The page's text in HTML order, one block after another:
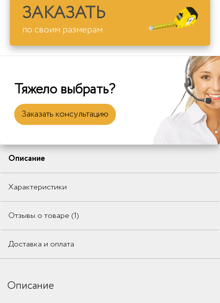
ЗАКАЗАТЬ
по своим размерам
Тяжело выбрать?
Заказать консультацию
Описание
Характеристики
Отзывы о товаре (1)
Доставка и оплата
Описание